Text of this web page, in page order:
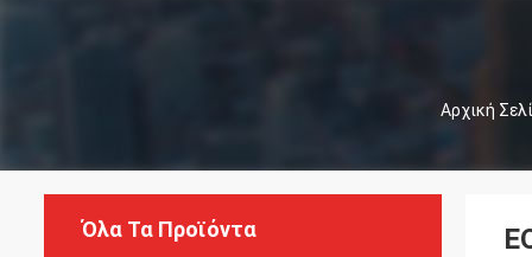
Αρχική
Όλα Τα Προϊόντα